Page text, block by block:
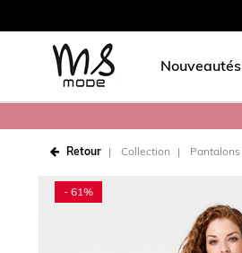
Nouveautés
Retour Collection Pantalons
- 61%